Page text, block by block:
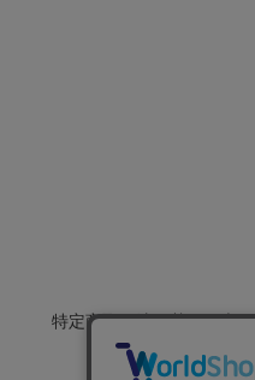
特定商取引法に基づく表示